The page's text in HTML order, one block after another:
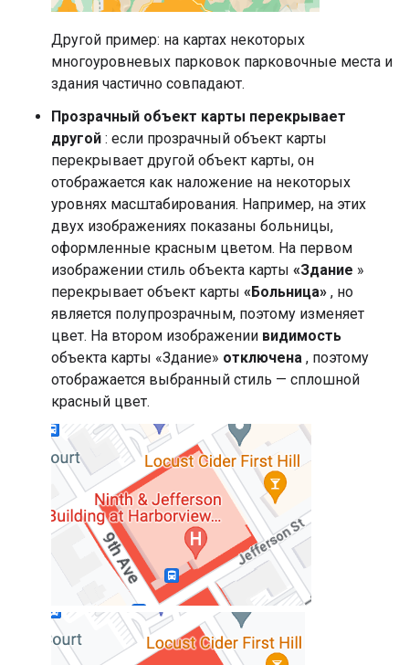
Другой пример: на картах некоторых
многоуровневых парковок парковочные места и
здания частично совпадают.
Прозрачный объект карты перекрывает
другой : если прозрачный объект карты
перекрывает другой объект карты, он
отображается как наложение на некоторых
уровнях масштабирования. Например, на этих
двух изображениях показаны больницы,
оформленные красным цветом. На первом
изображении стиль объекта карты «Здание »
перекрывает объект карты «Больница» , но
является полупрозрачным, поэтому изменяет
цвет. На втором изображении видимость
объекта карты «Здание» отключена , поэтому
отображается выбранный стиль — сплошной
красный цвет.